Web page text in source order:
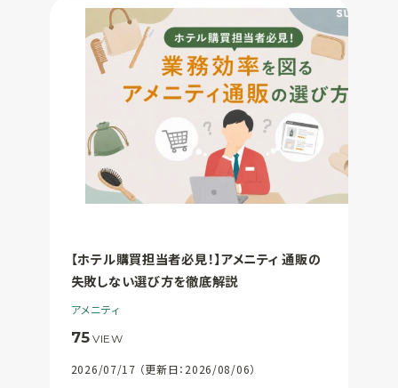
【ホテル購買担当者必見！】アメニティ 通販の
失敗しない選び方を徹底解説
アメニティ
75 VIEW
2026/07/17 （更新日：2026/08/06）